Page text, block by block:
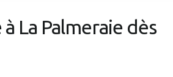
La Palmeraie dès